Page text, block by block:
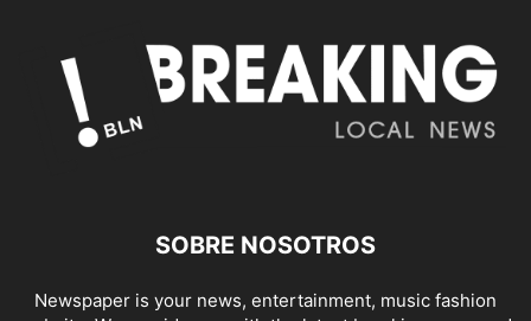
SOBRE NOSOTROS
Newspaper is your news, entertainment, music fashion